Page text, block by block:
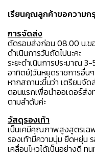
เรียนคุณลูกค้าขอความก
การจัดส่ง
ตัดรอบส่งก่อน 08.00 น.ข
ดำเนินการวันถัดไปนะคะ
ระยะดำเนินการประมาณ
อาทิตย์)วันหยุดราชการอื่นๆ
หากสถานะขึ้นว่า เตรียมจั
ตอนแรกเพื่อนำออเดอร์ส่
ตามลำดับค่ะ
วัสดุรองเท้า
เป็นเคมีคุณภาพสูงสูตรเฉ
รองเท้ามีความนุ่ม ยืดหยุ่น
เคลื่อนไหวได้เป็นอย่างดี ท